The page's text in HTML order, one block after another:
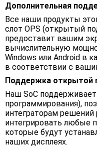
Дополнительная
Все наши продукты
слот OPS (открытый
предоставит вашим
вычислительную
Windows или Android в
в соответствии с
Поддержка открытой
Наш SoC
программирования),
интеграторам решений
интегрировать любые
которые будут
наших дисплеях.